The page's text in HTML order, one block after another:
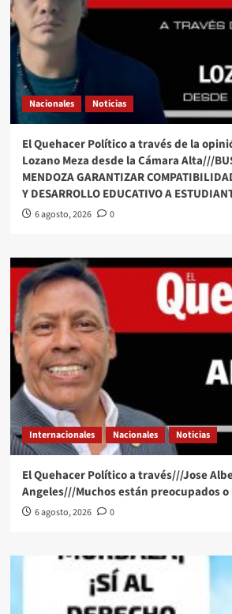
Nacionales Noticias
El Quehacer Político a través de la
Lozano Meza desde la Cámara Alta///
MENDOZA GARANTIZAR
Y DESARROLLO EDUCATIVO A
6 agosto, 2026 0
Internacionales Nacionales Noticias
El Quehacer Político a través///Jose
Angeles///Muchos están preocupados
6 agosto, 2026 0